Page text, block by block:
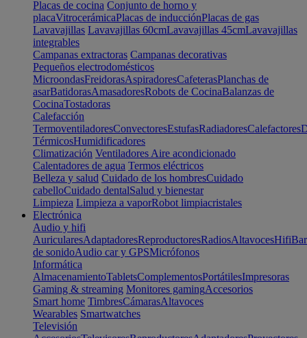
Placas de cocina Conjunto de horno y
placaVitrocerámicaPlacas de inducciónPlacas de gas
Lavavajillas Lavavajillas 60cmLavavajillas 45cmLavavajillas
integrables
Campanas extractoras Campanas decorativas
Pequeños electrodomésticos
MicroondasFreidorasAspiradoresCafeterasPlanchas de
asarBatidorasAmasadoresRobots de CocinaBalanzas de
CocinaTostadoras
Calefacción
TermoventiladoresConvectoresEstufasRadiadoresCalefactores
TérmicosHumidificadores
Climatización Ventiladores Aire acondicionado
Calentadores de agua Termos eléctricos
Belleza y salud Cuidado de los hombresCuidado
cabelloCuidado dentalSalud y bienestar
Limpieza Limpieza a vaporRobot limpiacristales
Electrónica
Audio y hifi
AuricularesAdaptadoresReproductoresRadiosAltavocesHifi
de sonidoAudio car y GPSMicrófonos
Informática
AlmacenamientoTabletsComplementosPortátilesImpresoras
Gaming & streaming Monitores gamingAccesorios
Smart home TimbresCámarasAltavoces
Wearables Smartwatches
Televisión